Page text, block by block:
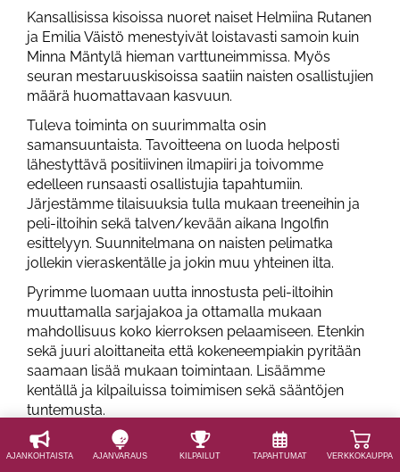
AJAN­KOHTAISTA AJAN­VARAUS KILPAILUT TAPAHTUMAT VERKKOKAUPPA
Kansallisissa kisoissa nuoret naiset Helmiina Rutanen
ja Emilia Väistö menestyivät loistavasti samoin kuin
Minna Mäntylä hieman varttuneimmissa. Myös
seuran mestaruuskisoissa saatiin naisten osallistujien
määrä huomattavaan kasvuun.
Tuleva toiminta on suurimmalta osin
samansuuntaista. Tavoitteena on luoda helposti
lähestyttävä positiivinen ilmapiiri ja toivomme
edelleen runsaasti osallistujia tapahtumiin.
Järjestämme tilaisuuksia tulla mukaan treeneihin ja
peli-iltoihin sekä talven/kevään aikana Ingolfin
esittelyyn. Suunnitelmana on naisten pelimatka
jollekin vieraskentälle ja jokin muu yhteinen ilta.
Pyrimme luomaan uutta innostusta peli-iltoihin
muuttamalla sarjajakoa ja ottamalla mukaan
mahdollisuus koko kierroksen pelaamiseen. Etenkin
sekä juuri aloittaneita että kokeneempiakin pyritään
saamaan lisää mukaan toimintaan. Lisäämme
kentällä ja kilpailuissa toimimisen sekä sääntöjen
tuntemusta.
Toimikunnalle voi laittaa ehdotuksia ja toiveita
sähköpostiinepgnaiset@gmail.comtai soittamalla/